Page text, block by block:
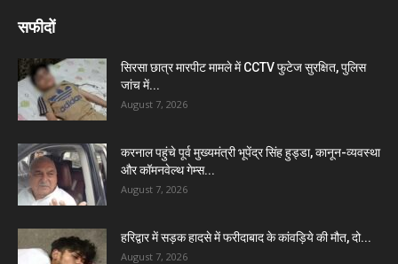
सफीदों
सिरसा छात्र मारपीट मामले में CCTV फुटेज सुरक्षित, पुलिस
जांच में...
August 7, 2026
करनाल पहुंचे पूर्व मुख्यमंत्री भूपेंद्र सिंह हुड्डा, कानून-व्यवस्था
और कॉमनवेल्थ गेम्स...
August 7, 2026
हरिद्वार में सड़क हादसे में फरीदाबाद के कांवड़िये की मौत, दो...
August 7, 2026